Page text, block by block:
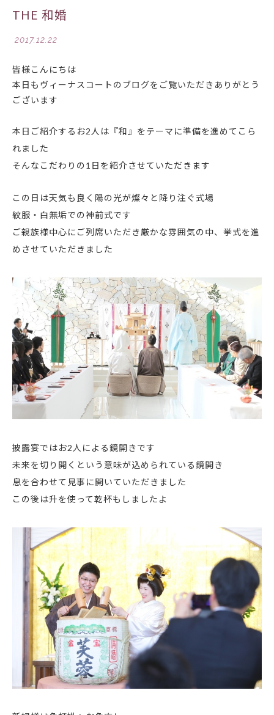
THE 和婚
2017.12.22
皆様こんにちは
本日もヴィーナスコートのブログをご覧いただきありがとう
ございます
本日ご紹介するお2人は『和』をテーマに準備を進めてこら
れました
そんなこだわりの1日を紹介させていただきます
この日は天気も良く陽の光が燦々と降り注ぐ式場
紋服・白無垢での神前式です
ご親族様中心にご列席いただき厳かな雰囲気の中、挙式を進
めさせていただきました
披露宴ではお2人による鏡開きです
未来を切り開くという意味が込められている鏡開き
息を合わせて見事に開いていただきました
この後は升を使って乾杯もしましたよ